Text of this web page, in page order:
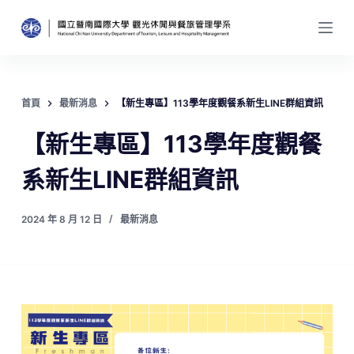
跳
至
內
首頁 最新消息 【新生專區】113學年度觀餐系新生LINE群組資訊
【新生專區】113學年度觀餐
系新生LINE群組資訊
2024 年 8 月 12 日 最新消息